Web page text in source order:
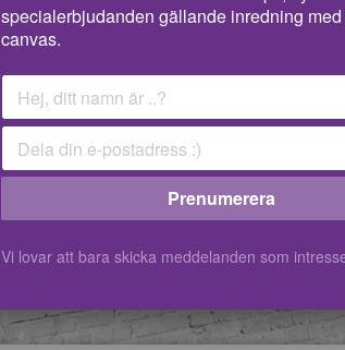
specialerbjudanden gällande inredning
canvas.
Prenumerera
Vi lovar att bara skicka meddelanden som